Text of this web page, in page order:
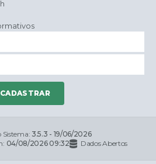
CADASTRAR
Sistema: 3.5.3 - 19/06/2026
04/08/2026 09:32 Dados Abertos